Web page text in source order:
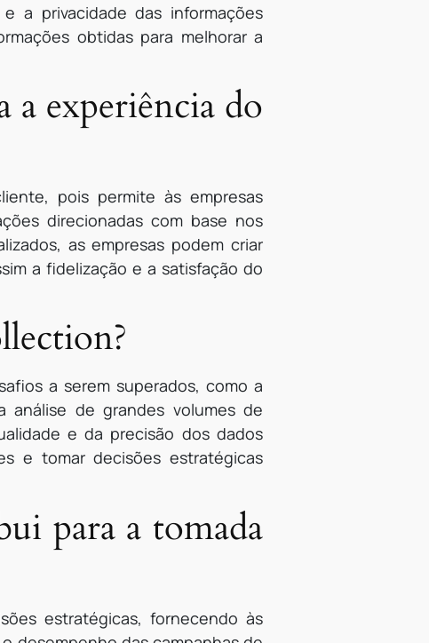
a privacidade das informações
obtidas para melhorar a
experiência do
pois permite às empresas
direcionadas com base nos
as empresas podem criar
a fidelização e a satisfação do
a serem superados, como a
de grandes volumes de
e da precisão dos dados
e tomar decisões estratégicas
para a tomada
estratégicas, fornecendo às